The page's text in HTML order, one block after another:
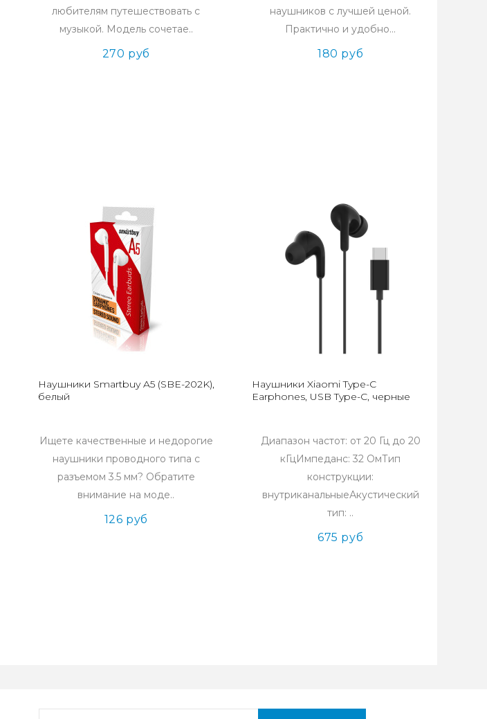
любителям путешествовать с
музыкой. Модель сочетае..
270 руб
наушников с лучшей ценой.
Практично и удобно...
180 руб
Наушники Smartbuy A5 (SBE-202K),
белый
Ищете качественные и недорогие
наушники проводного типа с
разъемом 3.5 мм? Обратите
внимание на моде..
126 руб
Наушники Xiaomi Type-C
Earphones, USB Type-C, черные
Диапазон частот: от 20 Гц до 20
кГцИмпеданс: 32 ОмТип
конструкции:
внутриканальныеАкустический
тип: ..
675 руб